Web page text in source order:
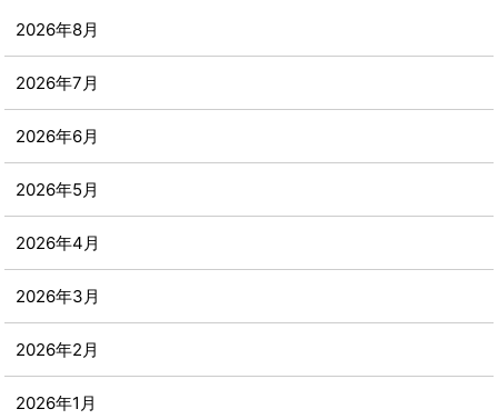
2026年8月
2026年7月
2026年6月
2026年5月
2026年4月
2026年3月
2026年2月
2026年1月